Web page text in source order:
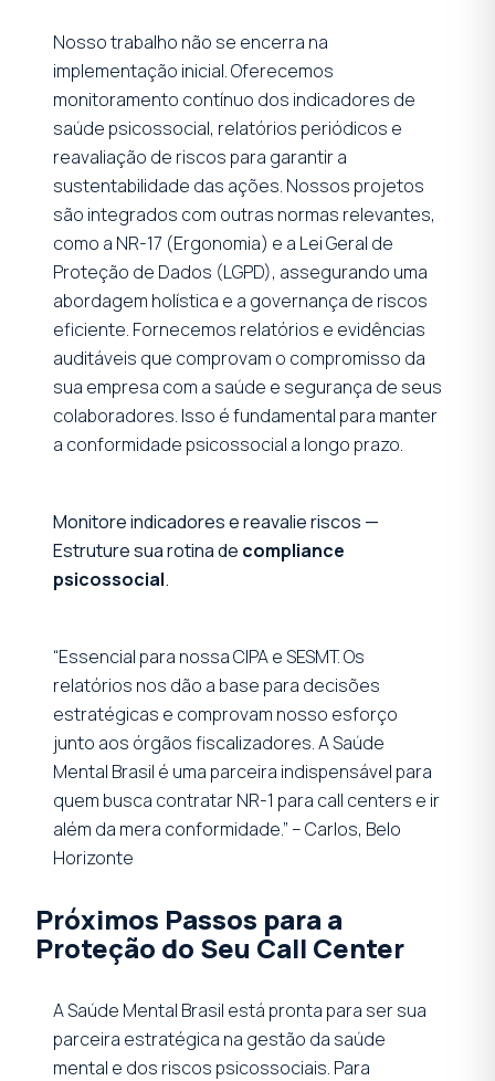
Nosso trabalho não se encerra na
implementação inicial. Oferecemos
monitoramento contínuo dos indicadores de
saúde psicossocial, relatórios periódicos e
reavaliação de riscos para garantir a
sustentabilidade das ações. Nossos projetos
são integrados com outras normas relevantes,
como a NR-17 (Ergonomia) e a Lei Geral de
Proteção de Dados (LGPD), assegurando uma
abordagem holística e a governança de riscos
eficiente. Fornecemos relatórios e evidências
auditáveis que comprovam o compromisso da
sua empresa com a saúde e segurança de seus
colaboradores. Isso é fundamental para manter
a conformidade psicossocial a longo prazo.
Monitore indicadores e reavalie riscos —
Estruture sua rotina de compliance
psicossocial.
“Essencial para nossa CIPA e SESMT. Os
relatórios nos dão a base para decisões
estratégicas e comprovam nosso esforço
junto aos órgãos fiscalizadores. A Saúde
Mental Brasil é uma parceira indispensável para
quem busca contratar NR-1 para call centers e ir
além da mera conformidade.” – Carlos, Belo
Horizonte
Próximos Passos para a
Proteção do Seu Call Center
A Saúde Mental Brasil está pronta para ser sua
parceira estratégica na gestão da saúde
mental e dos riscos psicossociais. Para